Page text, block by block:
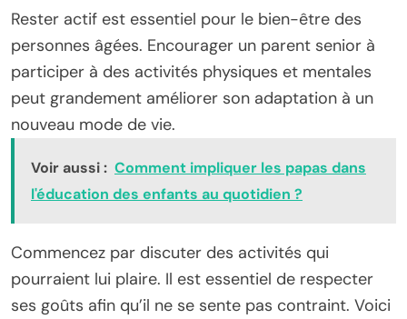
Rester actif est essentiel pour le bien-être des
personnes âgées. Encourager un parent senior à
participer à des activités physiques et mentales
peut grandement améliorer son adaptation à un
nouveau mode de vie.
Voir aussi : Comment impliquer les papas dans
l'éducation des enfants au quotidien ?
Commencez par discuter des activités qui
pourraient lui plaire. Il est essentiel de respecter
ses goûts afin qu’il ne se sente pas contraint. Voici